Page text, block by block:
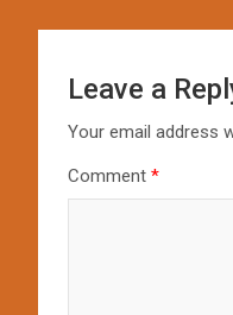
Leave a
Your email address
Comment *